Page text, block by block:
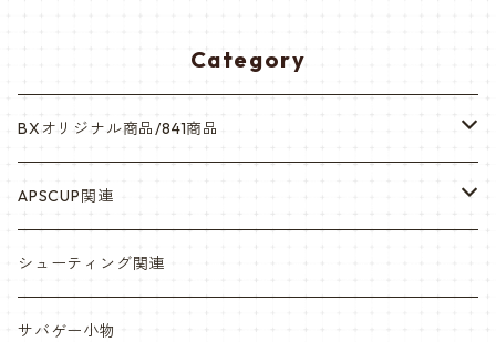
Category
BXオリジナル商品/841商品
シール・ステッカー（UV加工）
缶バッチ
帽子・Tシャツ・エプロン
APSCUP関連
岡崎APS部
本体・BB弾・小物類
シューティング関連
サバゲー小物